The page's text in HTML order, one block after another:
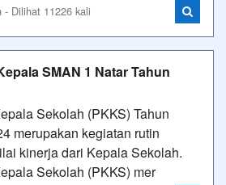
Dilihat 11226 kali
SMAN 1 Natar Tahun
Sekolah (PKKS) Tahun
merupakan kegiatan rutin
kinerja dari Kepala Sekolah.
Sekolah (PKKS) mer